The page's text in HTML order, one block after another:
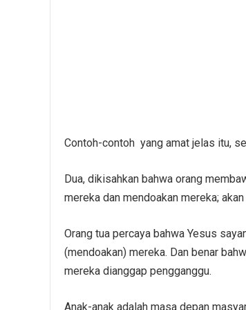
Contoh-contoh yang amat jelas itu,
Dua, dikisahkan bahwa orang
mereka dan mendoakan mereka;
Orang tua percaya bahwa Yesus
(mendoakan) mereka. Dan benar
mereka dianggap pengganggu.
Anak-anak adalah masa depan